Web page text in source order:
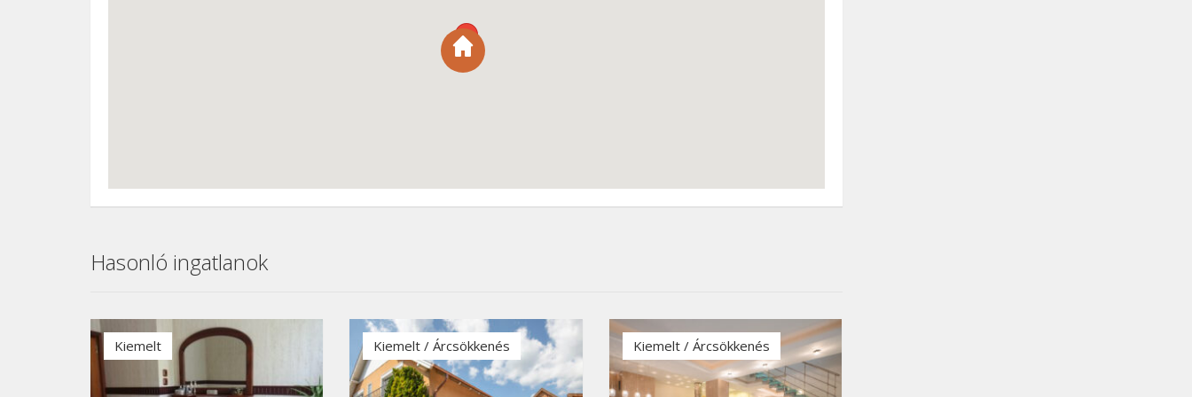
Hasonló ingatlanok
Kiemelt Kiemelt / Árcsökkenés Kiemelt / Árcsökkenés